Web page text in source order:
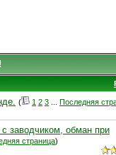
( 1 2 3
Последняя
заводчиком, обман при
страница)